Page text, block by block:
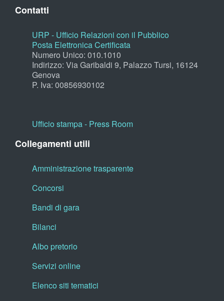
Contatti
URP - Ufficio Relazioni con il Pubblico
Posta Elettronica Certificata
Numero Unico: 010.1010
Indirizzo: Via Garibaldi 9, Palazzo Tursi, 16124
Genova
P. Iva: 00856930102
Ufficio stampa - Press Room
Collegamenti utili
Amministrazione trasparente
Concorsi
Bandi di gara
Bilanci
Albo pretorio
Servizi online
Elenco siti tematici